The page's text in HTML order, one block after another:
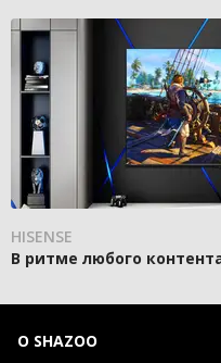
HISENSE
В ритме любого
О SHAZOO